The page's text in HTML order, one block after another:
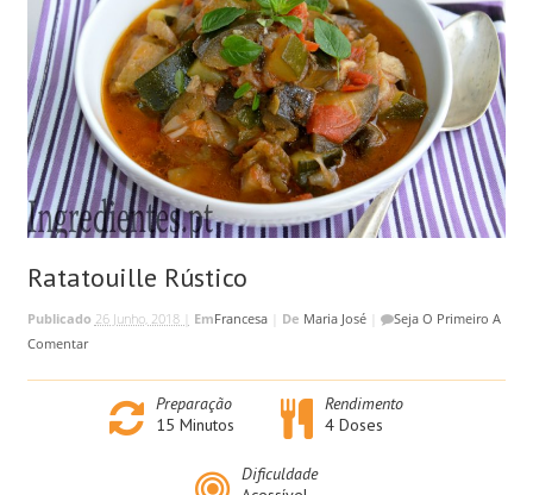
Ratatouille Rústico
Publicado 26 Junho, 2018 | EmFrancesa| De Maria José|
Seja O Primeiro A
Comentar
Preparação
15 Minutos
Rendimento
4 Doses
Dificuldade